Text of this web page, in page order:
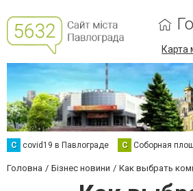
Карта
C covid19 в Павлограде С Соборная
Головна Бізнес новини Как выбрать